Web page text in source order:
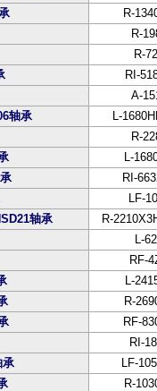
R-
R-
R-
RI-
A-
轴承
L-
R-
L-
RI-
LF-
轴承
R-
L-
RF-
L-
R-
RF-
RI-
承
LF-
R-